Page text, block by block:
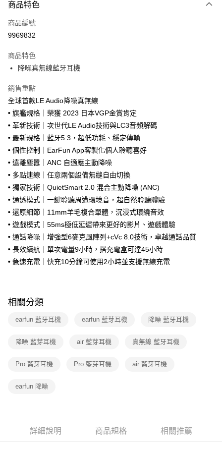
全家線上支付
運送方式
本島宅配-活動商品
免運費
免運費
商品特色
商品編號
9969832
商品特色
降噪真無線藍牙耳機
銷售重點
全球首款LE Audio降噪真無線
• 旗艦規格｜榮獲 2023 日本VGP金賞肯定
• 革新技術｜次世代LE Audio技術與LC3音頻解碼
• 最新規格｜藍牙5.3，超低功耗、穩定傳輸
• 個性控制｜EarFun App客製化個人聆聽喜好
• 遠離塵囂｜ANC 自適應主動降噪
• 多點連線｜任意兩個設備無縫自由切換
• 獨家技術｜QuietSmart 2.0 混合主動降噪 (ANC)
• 通透模式｜一鍵聆聽周遭環境音，超自然聆聽體驗
• 還原細節｜11mm羊毛複合單體，沉浸式環繞音效
• 遊戲模式｜55ms極低延遲帶來更好的影片、遊戲體驗
• 通話降噪｜增強型6麥克風陣列+cVc 8.0技術，卓越通話品質
• 長效續航｜單次電量9小時，搭充電盒可達45小時
• 急速充電｜快充10分鐘可使用2小時並支援無線充電
相關分類
earfun 藍牙耳機 earfun 藍芽耳機 降噪 藍牙耳機
降噪 藍芽耳機 air 藍芽耳機 真無線 藍牙耳機
Pro 藍牙耳機 Pro 藍芽耳機 air 藍牙耳機
earfun 降噪
詳細說明 商品規格 相關推薦